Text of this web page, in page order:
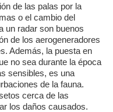
de las palas por la
o el cambio del
un radar son buenos
de los aerogeneradores
Además, la puesta en
no sea durante la época
sensibles, es una
de la fauna.
cerca de las
los daños causados.